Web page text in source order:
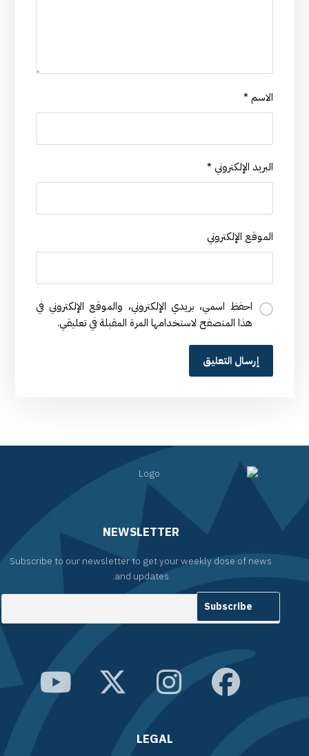
الاسم*
البريد الإلكتروني*
الموقع الإلكتروني
احفظ اسمي، بريدي الإلكتروني، والموقع الإلكتروني في
هذا المتصفح لاستخدامها المرة المقبلة في تعليقي.
إرسال التعليق
NEWSLETTER
Subscribe to our newsletter to get your weekly dose of news
and updates.
LEGAL